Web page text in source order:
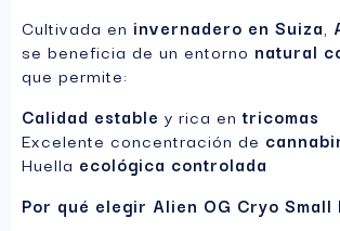
Cultivada en invernadero en Suiza
se beneficia de un entorno natural
que permite:
Calidad estable y rica entricomas
Excelente concentración de
Huella ecológica controlada
Por qué elegir Alien OG Cryo Small